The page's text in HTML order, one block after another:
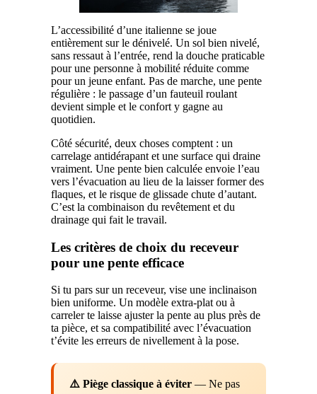
L’accessibilité d’une italienne se joue
entièrement sur le dénivelé. Un sol bien nivelé,
sans ressaut à l’entrée, rend la douche praticable
pour une personne à mobilité réduite comme
pour un jeune enfant. Pas de marche, une pente
régulière : le passage d’un fauteuil roulant
devient simple et le confort y gagne au
quotidien.
Côté sécurité, deux choses comptent : un
carrelage antidérapant et une surface qui draine
vraiment. Une pente bien calculée envoie l’eau
vers l’évacuation au lieu de la laisser former des
flaques, et le risque de glissade chute d’autant.
C’est la combinaison du revêtement et du
drainage qui fait le travail.
Les critères de choix du receveur
pour une pente efficace
Si tu pars sur un receveur, vise une inclinaison
bien uniforme. Un modèle extra-plat ou à
carreler te laisse ajuster la pente au plus près de
ta pièce, et sa compatibilité avec l’évacuation
t’évite les erreurs de nivellement à la pose.
⚠️ Piège classique à éviter — Ne pas